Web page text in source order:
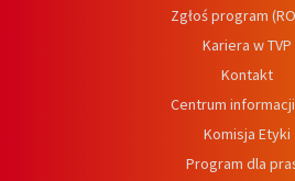
Zgłoś program
Kariera w TVP
Kontakt
Centrum informacji
Komisja Etyki
Program dla